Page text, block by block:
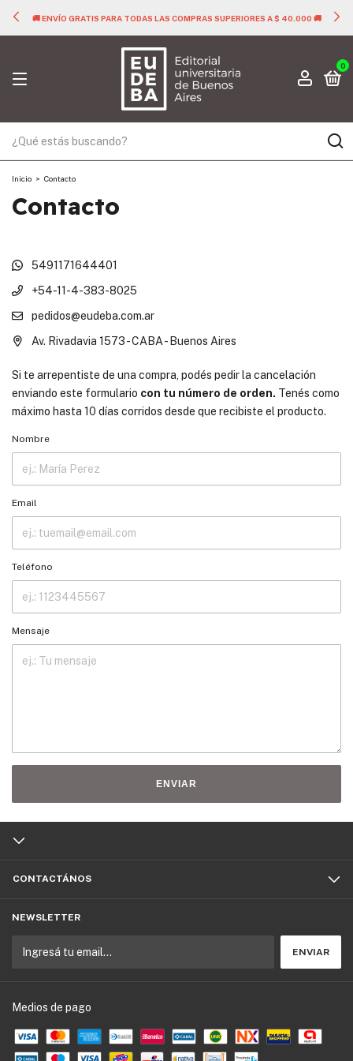
🚚 ENVÍO GRATIS PARA TODAS LAS COMPRAS SUPERIORES A $ 40.000 🚚
0
Inicio > Contacto
Contacto
5491171644401
+54-11-4-383-8025
pedidos@eudeba.com.ar
Av. Rivadavia 1573 - CABA - Buenos Aires
Si te arrepentiste de una compra, podés pedir la cancelación
enviando este formulario con tu número de orden. Tenés como
máximo hasta 10 días corridos desde que recibiste el producto.
Nombre
Email
Teléfono
Mensaje
ENVIAR
CONTACTÁNOS
NEWSLETTER
Medios de pago